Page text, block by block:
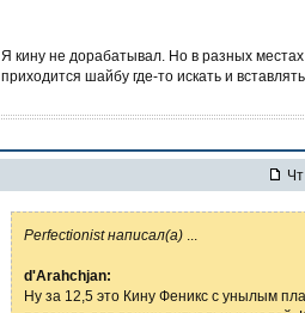
Я кину не дорабатывал. Но в разных
приходится шайбу где-то искать и
Perfectionist написал(а)
d'Arahchjan:
Ну за 12,5 это Кину Феникс с унылым